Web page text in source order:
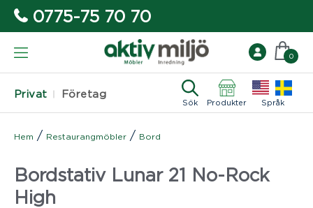
0775-75 70 70
Privat Företag
Sök Produkter Språk
0
Hem / Restaurangmöbler / Bord
Bordstativ Lunar 21 No-Rock
High